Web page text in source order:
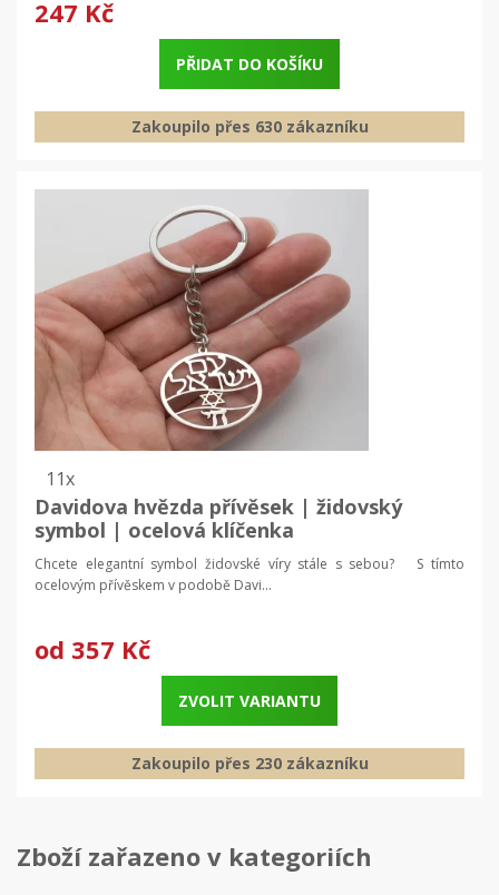
247 Kč
PŘIDAT DO KOŠÍKU
Zakoupilo přes 630 zákazníku
11x
Davidova hvězda přívěsek | židovský
symbol | ocelová klíčenka
Chcete elegantní symbol židovské víry stále s sebou? S tímto
ocelovým přívěskem v podobě Davi...
od 357 Kč
ZVOLIT VARIANTU
Zakoupilo přes 230 zákazníku
Zboží zařazeno v kategoriích